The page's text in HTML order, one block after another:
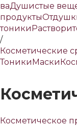
ваДушистые
продукты
тоники
/
Косметические
ТоникиМаски
Косметическое